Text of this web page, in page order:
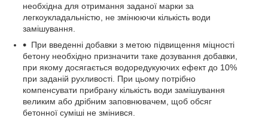
необхідна для отримання заданої марки за
легкоукладальністю, не змінюючи кількість води
замішування.
При введенні добавки з метою підвищення міцності
бетону необхідно призначити таке дозування добавки,
при якому досягається водоредукуючих ефект до 10%
при заданій рухливості. При цьому потрібно
компенсувати прибрану кількість води замішування
великим або дрібним заповнювачем, щоб обсяг
бетонної суміші не змінився.